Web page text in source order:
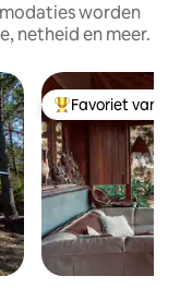
worden
netheid en meer.
Topfavoriet van
Favoriet van